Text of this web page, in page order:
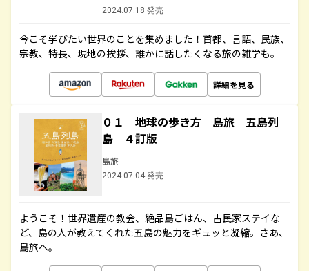
2024.07.18 発売
今こそ学びたい世界のことを集めました！首都、言語、民族、
宗教、特長、現地の挨拶、誰かに話したくなる旅の雑学も。
詳細を見る
０１ 地球の歩き方 島旅 五島列
島 ４訂版
島旅
2024.07.04 発売
ようこそ！世界遺産の教会、絶品島ごはん、古民家ステイな
ど、島の人が教えてくれた五島の魅力をギュッと凝縮。さあ、
島旅へ。